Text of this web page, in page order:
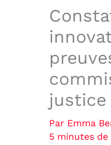
justice
Par Emma
5 minutes